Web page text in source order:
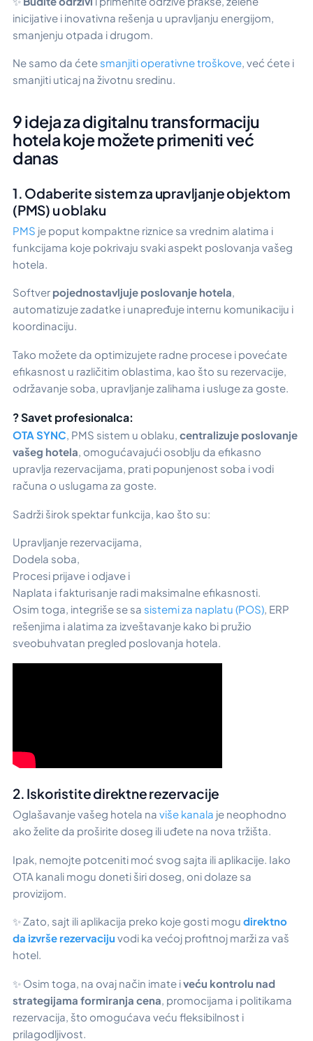
inicijative i inovativna rešenja u upravljanju energijom,
smanjenju otpada i drugom.
Ne samo da ćete smanjiti operativne troškove, već ćete i
smanjiti uticaj na životnu sredinu.
9 ideja za digitalnu transformaciju
hotela koje možete primeniti već
danas
1. Odaberite sistem za upravljanje objektom
(PMS) u oblaku
PMS je poput kompaktne riznice sa vrednim alatima i
funkcijama koje pokrivaju svaki aspekt poslovanja vašeg
hotela.
Softver pojednostavljuje poslovanje hotela,
automatizuje zadatke i unapređuje internu komunikaciju i
koordinaciju.
Tako možete da optimizujete radne procese i povećate
efikasnost u različitim oblastima, kao što su rezervacije,
održavanje soba, upravljanje zalihama i usluge za goste.
? Savet profesionalca:
OTA SYNC, PMS sistem u oblaku, centralizuje poslovanje
vašeg hotela, omogućavajući osoblju da efikasno
upravlja rezervacijama, prati popunjenost soba i vodi
računa o uslugama za goste.
Sadrži širok spektar funkcija, kao što su:
Upravljanje rezervacijama,
Dodela soba,
Procesi prijave i odjave i
Naplata i fakturisanje radi maksimalne efikasnosti.
Osim toga, integriše se sa sistemi za naplatu (POS), ERP
rešenjima i alatima za izveštavanje kako bi pružio
sveobuhvatan pregled poslovanja hotela.
2. Iskoristite direktne rezervacije
Oglašavanje vašeg hotela na više kanala je neophodno
ako želite da proširite doseg ili uđete na nova tržišta.
Ipak, nemojte potceniti moć svog sajta ili aplikacije. Iako
OTA kanali mogu doneti širi doseg, oni dolaze sa
provizijom.
✨ Zato, sajt ili aplikacija preko koje gosti mogu direktno
da izvrše rezervaciju vodi ka većoj profitnoj marži za vaš
hotel.
✨ Osim toga, na ovaj način imate iveću kontrolu nad
strategijama formiranja cena , promocijama i politikama
rezervacija, što omogućava veću fleksibilnost i
prilagodljivost.